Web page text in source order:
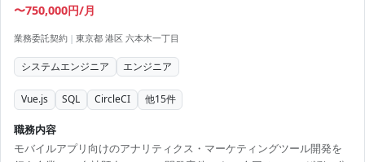
〜750,000円/月
業務委託契約 | 東京都 港区 六本木一丁目
システムエンジニア エンジニア
Vue.js SQL CircleCI 他15件
職務内容
モバイルアプリ向けのアナリティクス・マーケティングツール開発を